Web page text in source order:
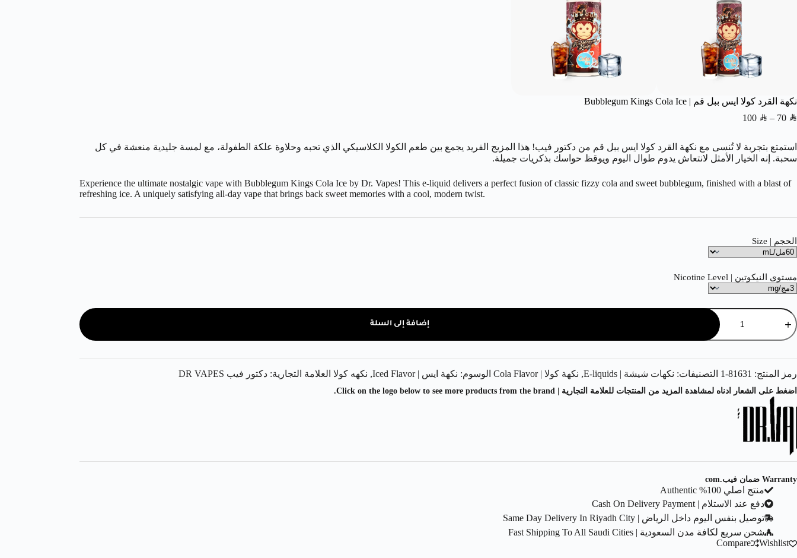
نكهة القرد كولا ايس ببل قم | Bubblegum Kings Cola Ice
70 SAR
–
100 SAR
استمتع بتجربة لا تُنسى مع نكهة القرد كولا ايس ببل قم من دكتور فيب! هذا المزيج الفريد يجمع بين طعم الكولا الكلاسيكي الذي تحبه وحلاوة علكة الطفولة، مع لمسة جليدية منعشة في كل
سحبة. إنه الخيار الأمثل لانتعاش يدوم طوال اليوم ويوقظ حواسك بذكريات جميلة.
Experience the ultimate nostalgic vape with Bubblegum Kings Cola Ice by Dr. Vapes! This e-liquid delivers a perfect fusion of classic fizzy cola and sweet bubblegum, finished with a blast of
refreshing ice. A uniquely satisfying all-day vape that brings back sweet memories with a cool, modern twist.
الحجم | Size
مستوى النيكوتين | Nicotine Level
إضافة إلى السلة
رمز المنتج: 81631-1 التصنيفات: نكهات شيشة | E-liquids , نكهة كولا | Cola Flavor الوسوم: نكهة ايس | Iced Flavor , نكهه كولا العلامة التجارية: دكتور فيب DR VAPES
اضغط على الشعار ادناه لمشاهدة المزيد من المنتجات للعلامة التجارية | Click on the logo below to see more products from the brand.
Warranty ضمان فيب.com
منتج اصلي 100% Authentic
دفع عند الاستلام | Cash On Delivery Payment
توصيل بنفس اليوم داخل الرياض | Same Day Delivery In Riyadh City
شحن سريع لكافة مدن السعودية | Fast Shipping To All Saudi Cities
Wishlist
Compare